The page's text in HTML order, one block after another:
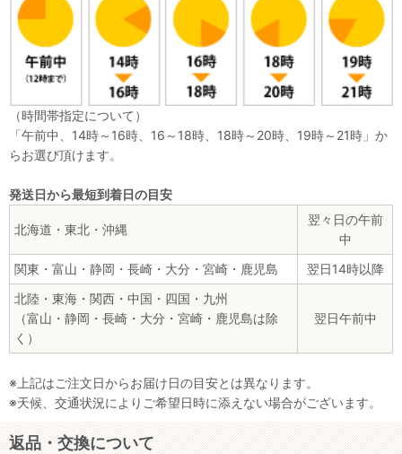
（時間帯指定について）
「午前中、14時～16時、16～18時、18時～20時、19時～21時」か
らお選び頂けます。
発送日から最短到着日の目安
北海道・東北・沖縄
翌々日の午前
中
関東・富山・静岡・長崎・大分・宮崎・鹿児島
翌日14時以降
北陸・東海・関西・中国・四国・九州
（富山・静岡・長崎・大分・宮崎・鹿児島は除
く）
翌日午前中
※上記はご注文日からお届け日の目安とは異なります。
※天候、交通状況によりご希望日時に添えない場合がございます。
返品・交換について